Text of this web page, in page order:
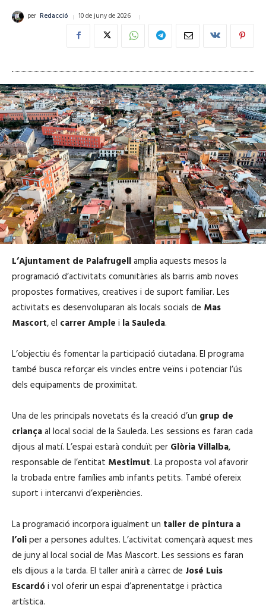
per Redacció 10 de juny de 2026
L’Ajuntament de Palafrugellamplia aquests mesos la
programació d’activitats comunitàries als barris amb noves
propostes formatives, creatives i de suport familiar. Les
activitats es desenvoluparan als locals socials de Mas
Mascort, el carrer Ample i la Sauleda.
L’objectiu és fomentar la participació ciutadana. El programa
també busca reforçar els vincles entre veïns i potenciar l’ús
dels equipaments de proximitat.
Una de les principals novetats és la creació d’un grup de
criançaal local social de la Sauleda. Les sessions es faran cada
dijous al matí. L’espai estarà conduït per Glòria Villalba,
responsable de l’entitat Mestimut. La proposta vol afavorir
la trobada entre famílies amb infants petits. També ofereix
suport i intercanvi d’experiències.
La programació incorpora igualment un taller de pintura a
l’oliper a persones adultes. L’activitat començarà aquest mes
de juny al local social de Mas Mascort. Les sessions es faran
els dijous a la tarda. El taller anirà a càrrec de José Luis
Escardói vol oferir un espai d’aprenentatge i pràctica
artística.